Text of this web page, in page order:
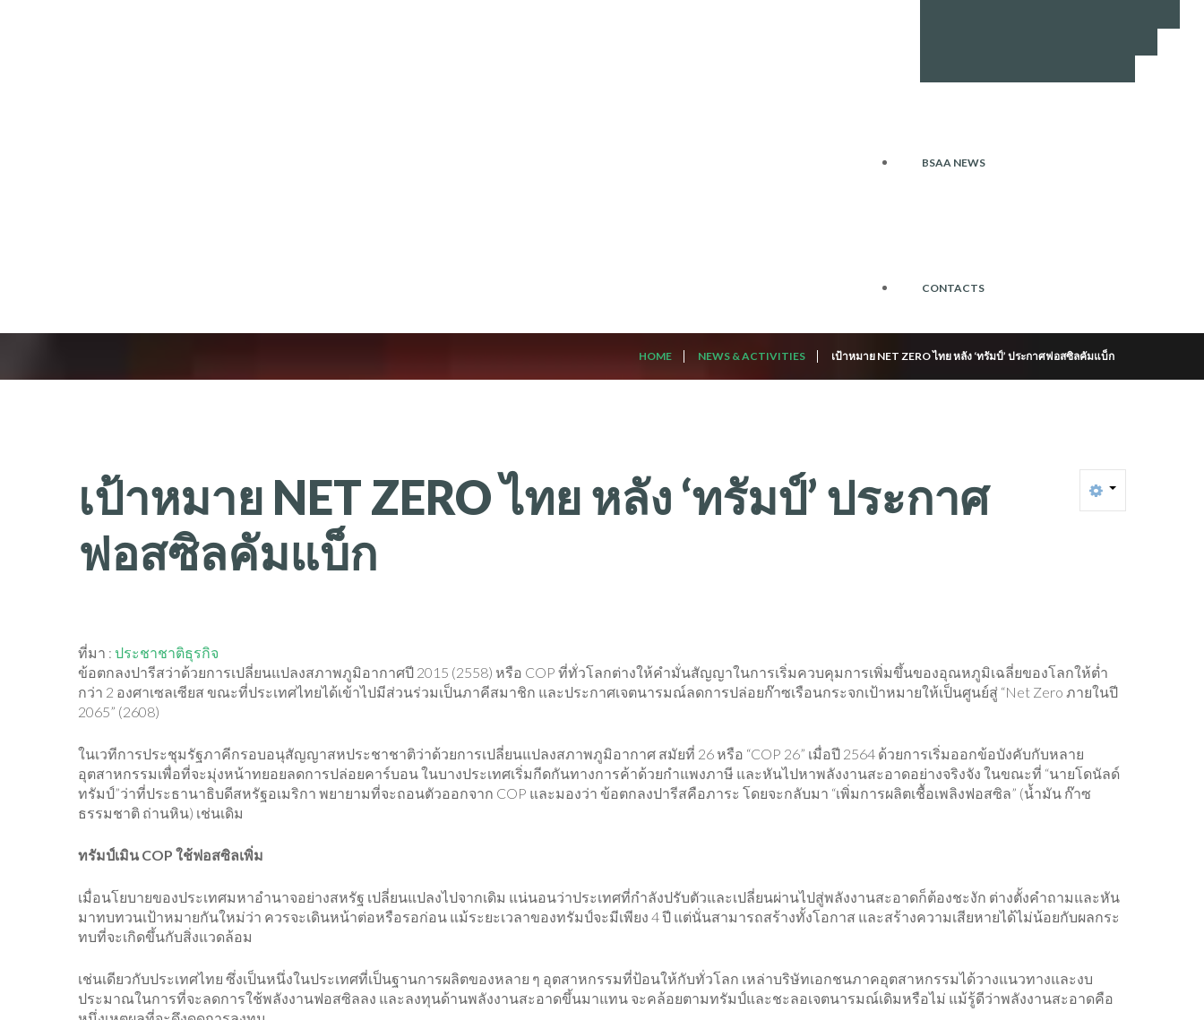
BSAA NEWS
CONTACTS
HOME NEWS & ACTIVITIES เป้าหมาย NET ZERO ไทย หลัง ‘ทรัมป์’ ประกาศฟอสซิลคัมแบ็ก
เป้าหมาย NETZEROไทย หลัง ‘ทรัมป์’ ประกาศ
ฟอสซิลคัมแบ็ก
ที่มา : ประชาชาติธุรกิจ
ข้อตกลงปารีสว่าด้วยการเปลี่ยนแปลงสภาพภูมิอากาศปี 2015 (2558) หรือ COP ที่ทั่วโลกต่างให้คำมั่นสัญญาในการเริ่มควบคุมการเพิ่มขึ้นของอุณหภูมิเฉลี่ยของโลกให้ต่ำ
กว่า 2 องศาเซลเซียส ขณะที่ประเทศไทยได้เข้าไปมีส่วนร่วมเป็นภาคีสมาชิก และประกาศเจตนารมณ์ลดการปล่อยก๊าซเรือนกระจกเป้าหมายให้เป็นศูนย์สู่ “Net Zero ภายในปี
2065” (2608)
ในเวทีการประชุมรัฐภาคีกรอบอนุสัญญาสหประชาชาติว่าด้วยการเปลี่ยนแปลงสภาพภูมิอากาศ สมัยที่ 26 หรือ “COP 26” เมื่อปี 2564 ด้วยการเริ่มออกข้อบังคับกับหลาย
อุตสาหกรรมเพื่อที่จะมุ่งหน้าทยอยลดการปล่อยคาร์บอน ในบางประเทศเริ่มกีดกันทางการค้าด้วยกำแพงภาษี และหันไปหาพลังงานสะอาดอย่างจริงจัง ในขณะที่ “นายโดนัลด์
ทรัมป์”ว่าที่ประธานาธิบดีสหรัฐอเมริกา พยายามที่จะถอนตัวออกจาก COP และมองว่า ข้อตกลงปารีสคือภาระ โดยจะกลับมา “เพิ่มการผลิตเชื้อเพลิงฟอสซิล” (น้ำมัน ก๊าซ
ธรรมชาติ ถ่านหิน) เช่นเดิม
ทรัมป์เมิน COP ใช้ฟอสซิลเพิ่ม
เมื่อนโยบายของประเทศมหาอำนาจอย่างสหรัฐ เปลี่ยนแปลงไปจากเดิม แน่นอนว่าประเทศที่กำลังปรับตัวและเปลี่ยนผ่านไปสู่พลังงานสะอาดก็ต้องชะงัก ต่างตั้งคำถามและหัน
มาทบทวนเป้าหมายกันใหม่ว่า ควรจะเดินหน้าต่อหรือรอก่อน แม้ระยะเวลาของทรัมป์จะมีเพียง 4 ปี แต่นั่นสามารถสร้างทั้งโอกาส และสร้างความเสียหายได้ไม่น้อยกับผลกระ
ทบที่จะเกิดขึ้นกับสิ่งแวดล้อม
เช่นเดียวกับประเทศไทย ซึ่งเป็นหนึ่งในประเทศที่เป็นฐานการผลิตของหลาย ๆ อุตสาหกรรมที่ป้อนให้กับทั่วโลก เหล่าบริษัทเอกชนภาคอุตสาหกรรมได้วางแนวทางและงบ
ประมาณในการที่จะลดการใช้พลังงานฟอสซิลลง และลงทุนด้านพลังงานสะอาดขึ้นมาแทน จะคล้อยตามทรัมป์และชะลอเจตนารมณ์เดิมหรือไม่ แม้รู้ดีว่าพลังงานสะอาดคือ